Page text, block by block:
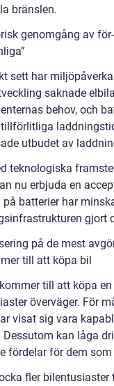
bränslen.
genomgång av
sett har
saknade
behov, och
utbudet av
teknologiska
nu erbjuda en
på batterier har
gjort
på de mest
till att köpa bil
till att köpa
överväger. För
visat sig vara
Dessutom kan låga
fördelar för dem
fler